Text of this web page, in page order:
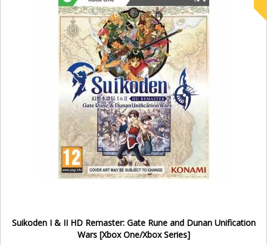
Suikoden I & II HD Remaster: Gate Rune and Dunan Unification
Wars [Xbox One/Xbox Series]